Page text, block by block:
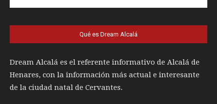
Qué es Dream Alcalá
Dream Alcalá es el referente informativo de Alcalá de
Henares, con la información más actual e interesante
de la ciudad natal de Cervantes.